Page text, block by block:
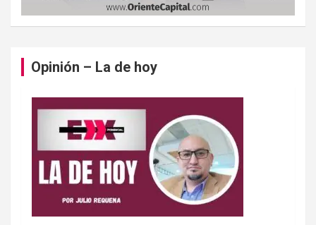
Opinión – La de hoy